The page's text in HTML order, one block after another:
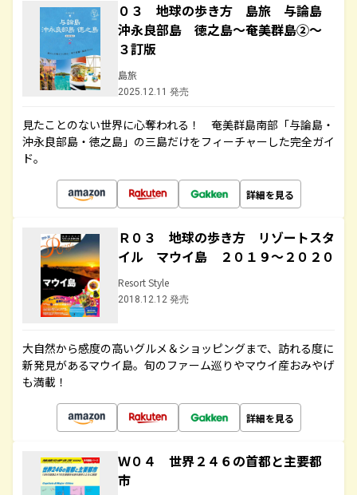
０３ 地球の歩き方 島旅 与論島
沖永良部島 徳之島～奄美群島②～
３訂版
島旅
2025.12.11 発売
見たことのない世界に心奪われる！ 奄美群島南部「与論島・
沖永良部島・徳之島」の三島だけをフィーチャーした完全ガイ
ド。
詳細を見る
Ｒ０３ 地球の歩き方 リゾートスタ
イル マウイ島 ２０１９～２０２０
Resort Style
2018.12.12 発売
大自然から感度の高いグルメ＆ショッピングまで、訪れる度に
新発見があるマウイ島。旬のファーム巡りやマウイ産おみやげ
も満載！
詳細を見る
Ｗ０４ 世界２４６の首都と主要都
市